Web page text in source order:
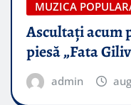
MUZICA
Ascultați acum
piesă „Fata
admin